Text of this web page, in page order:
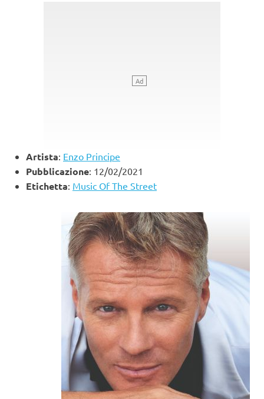
Artista: Enzo Principe
Pubblicazione: 12/02/2021
Etichetta: Music Of The Street